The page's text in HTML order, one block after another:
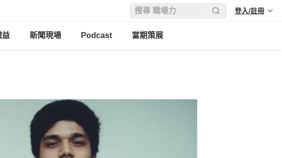
登入/註冊
益 新聞現場 Podcast 當期策展